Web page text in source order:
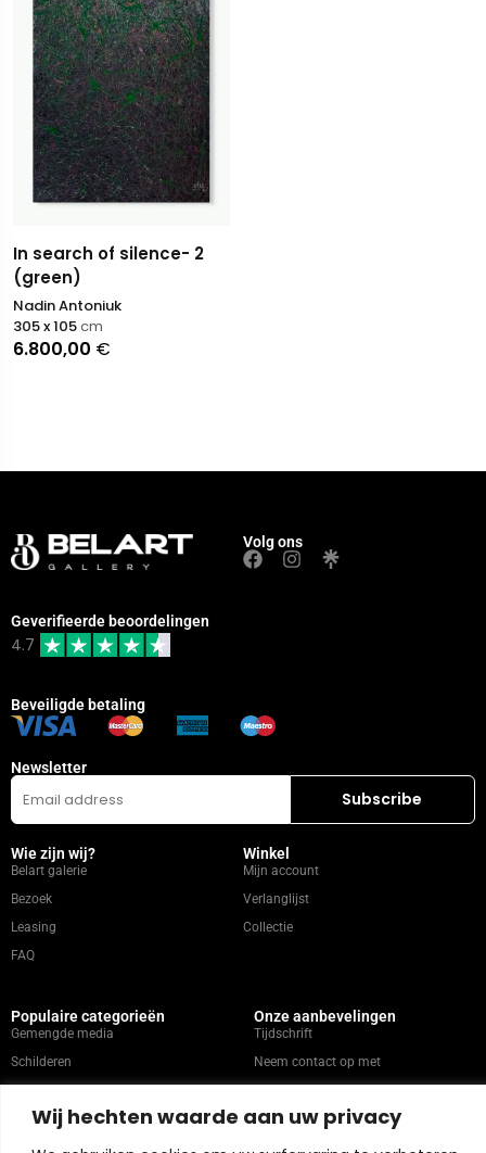
Wij hechten waarde aan uw privacy
In search of silence- 2
(green)
Nadin Antoniuk
6.800,00 €
305 x 105cm
Volg ons
Geverifieerde beoordelingen
4.7
Beveiligde betaling
Newsletter
Wie zijn wij?
Belart galerie
Bezoek
Leasing
FAQ
Winkel
Mijn account
Verlanglijst
Collectie
Populaire categorieën
Gemengde media
Schilderen
Portret
Onze aanbevelingen
Tijdschrift
Neem contact op met